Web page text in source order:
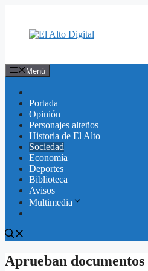
contenido
Menú
Portada
Opinión
Personajes alteños
Historia de El Alto
Sociedad
Economía
Deportes
Biblioteca
Avisos
Multimedia
Aprueban